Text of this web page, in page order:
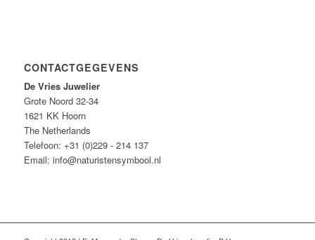
CONTACTGEGEVENS
De Vries Juwelier
Grote Noord 32-34
1621 KK Hoorn
The Netherlands
Telefoon: +31 (0)229 - 214 137
Email: info@naturistensymbool.nl